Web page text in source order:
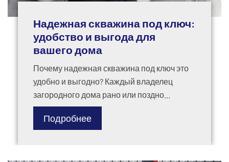
Надежная скважина под ключ:
удобство и выгода для
вашего дома
Почему надежная скважина под ключ это
удобно и выгодно? Каждый владелец
загородного дома рано или поздно...
Подробнее